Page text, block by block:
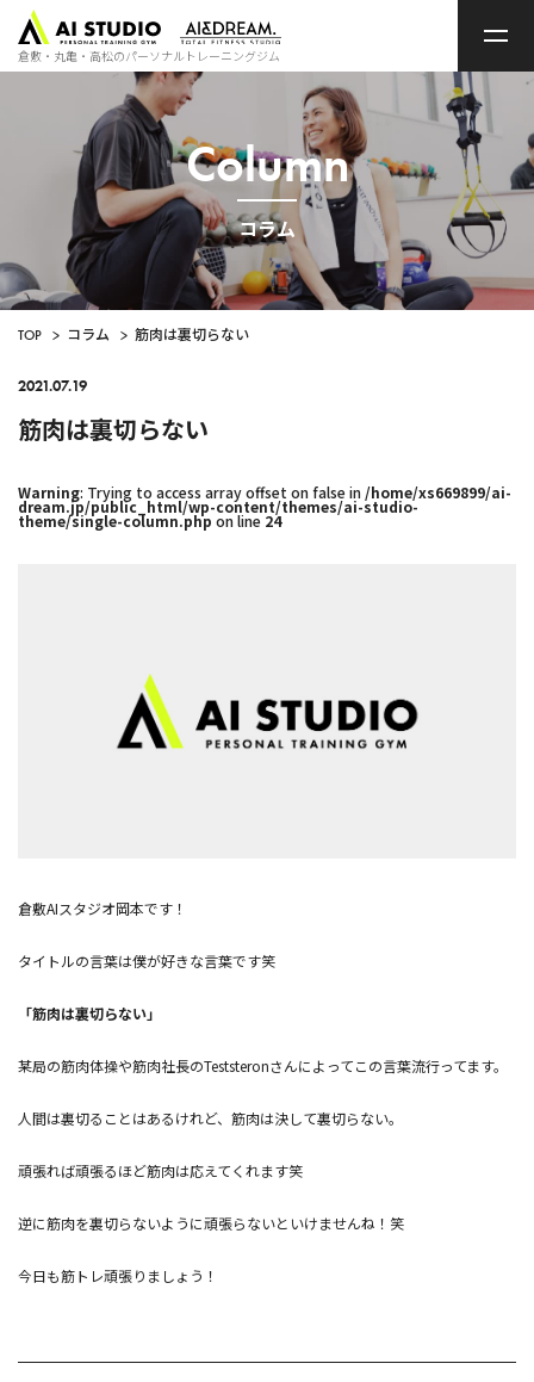
ッ
ペ
ー
ジ
倉敷・丸亀・高松のパーソナルトレーニングジム
Column
コラム
TOP > コラム > 筋肉は裏切らない
2021.07.19
筋肉は裏切らない
Warning: Trying to access array offset on false in /home/xs669899/ai-
dream.jp/public_html/wp-content/themes/ai-studio-
theme/single-column.php on line 24
倉敷AIスタジオ岡本です！
タイトルの言葉は僕が好きな言葉です笑
「筋肉は裏切らない」
某局の筋肉体操や筋肉社長のTeststeronさんによってこの言葉流行ってます。
人間は裏切ることはあるけれど、筋肉は決して裏切らない。
頑張れば頑張るほど筋肉は応えてくれます笑
逆に筋肉を裏切らないように頑張らないといけませんね！笑
今日も筋トレ頑張りましょう！